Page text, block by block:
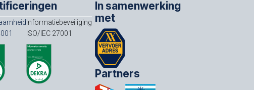
Informatiebeveiliging
ISO/IEC 27001
In samenwerking
met
Partners